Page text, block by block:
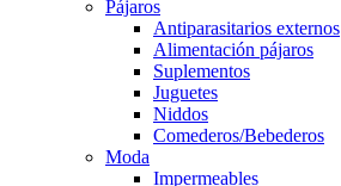
Pájaros
Antiparasitarios externos
Alimentación pájaros
Suplementos
Juguetes
Niddos
Comederos/Bebederos
Moda
Impermeables